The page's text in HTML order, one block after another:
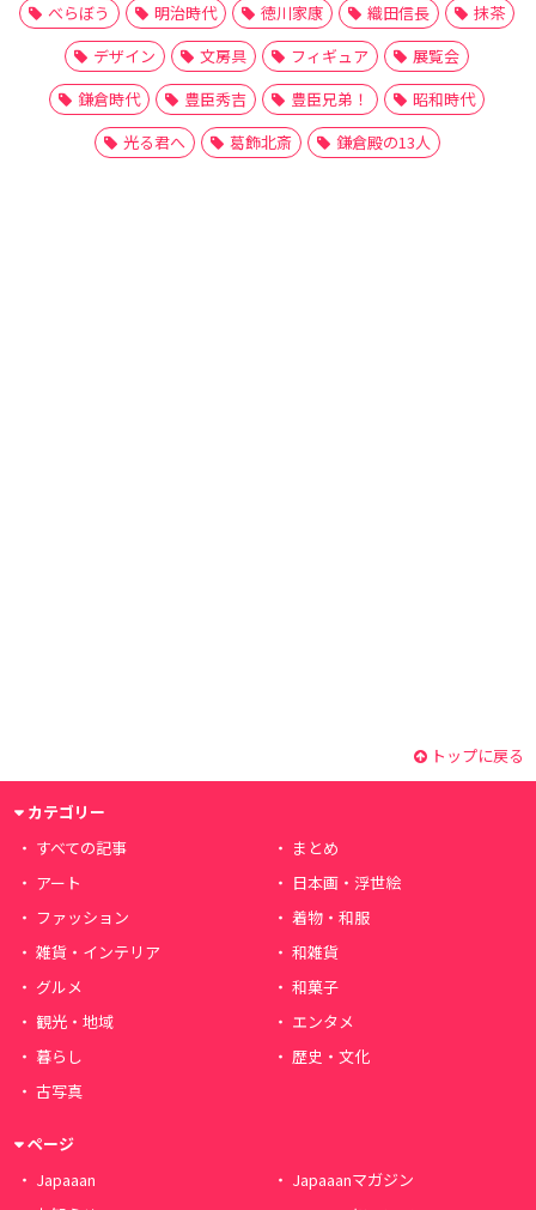
べらぼう
明治時代 徳川家康 織田信長
抹茶
デザイン
文房具 フィギュア
展覧会
鎌倉時代
豊臣秀吉 豊臣兄弟！
昭和時代
光る君へ
葛飾北斎 鎌倉殿の13人
トップに戻る
カテゴリー
すべての記事
まとめ
アート
日本画・浮世絵
ファッション
着物・和服
雑貨・インテリア
和雑貨
グルメ
和菓子
観光・地域
エンタメ
暮らし
歴史・文化
古写真
ページ
Japaaan
Japaaanマガジン